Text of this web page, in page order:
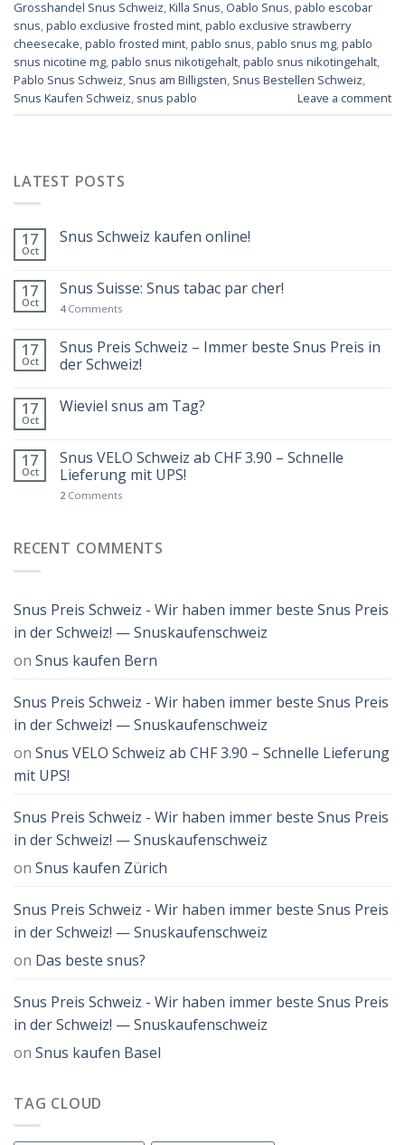
Grosshandel Snus Schweiz,Killa Snus, Oablo Snus,pablo escobar
snus,pablo exclusive frosted mint,pablo exclusive strawberry
cheesecake,pablo frosted mint,pablo snus,pablo snus mg,pablo
snus nicotine mg,pablo snus nikotigehalt,pablo snus nikotingehalt,
Pablo Snus Schweiz, Snus am Billigsten, Snus Bestellen Schweiz,
Snus Kaufen Schweiz, snus pablo Leave a comment
LATEST POSTS
17
Oct
Snus Schweiz kaufen online!
17
Oct
Snus Suisse: Snus tabac par cher!
4Comments
17
Oct
Snus Preis Schweiz – Immer beste Snus Preis in
der Schweiz!
17
Oct
Wieviel snus am Tag?
17
Oct
Snus VELO Schweiz ab CHF 3.90 – Schnelle
Lieferung mit UPS!
2 Comments
RECENT COMMENTS
Snus Preis Schweiz - Wir haben immer beste Snus Preis
in der Schweiz! — Snuskaufenschweiz
on Snus kaufen Bern
Snus Preis Schweiz - Wir haben immer beste Snus Preis
in der Schweiz! — Snuskaufenschweiz
on Snus VELO Schweiz ab CHF 3.90 – Schnelle Lieferung
mit UPS!
Snus Preis Schweiz - Wir haben immer beste Snus Preis
in der Schweiz! — Snuskaufenschweiz
on Snus kaufen Zürich
Snus Preis Schweiz - Wir haben immer beste Snus Preis
in der Schweiz! — Snuskaufenschweiz
on Das beste snus?
Snus Preis Schweiz - Wir haben immer beste Snus Preis
in der Schweiz! — Snuskaufenschweiz
on Snus kaufen Basel
TAG CLOUD